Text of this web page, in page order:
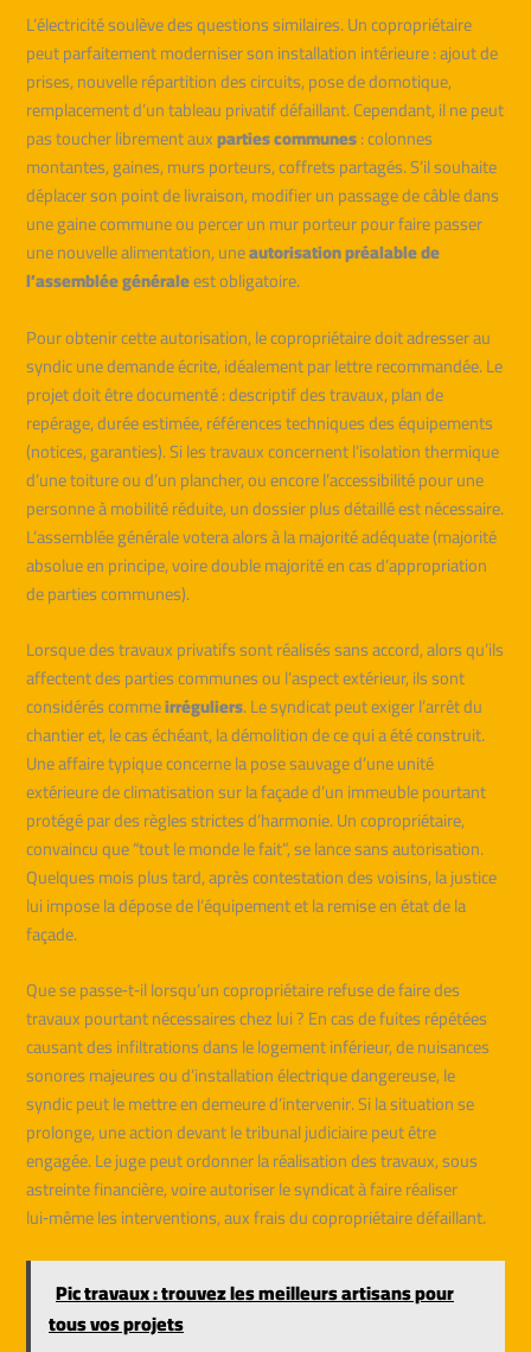
L’électricité soulève des questions similaires. Un copropriétaire
peut parfaitement moderniser son installation intérieure : ajout de
prises, nouvelle répartition des circuits, pose de domotique,
remplacement d’un tableau privatif défaillant. Cependant, il ne peut
pas toucher librement auxparties communes: colonnes
montantes, gaines, murs porteurs, coffrets partagés. S’il souhaite
déplacer son point de livraison, modifier un passage de câble dans
une gaine commune ou percer un mur porteur pour faire passer
une nouvelle alimentation, uneautorisation préalable de
l’assemblée généraleest obligatoire.
Pour obtenir cette autorisation, le copropriétaire doit adresser au
syndic une demande écrite, idéalement par lettre recommandée. Le
projet doit être documenté : descriptif des travaux, plan de
repérage, durée estimée, références techniques des équipements
(notices, garanties). Si les travaux concernent l’isolation thermique
d’une toiture ou d’un plancher, ou encore l’accessibilité pour une
personne à mobilité réduite, un dossier plus détaillé est nécessaire.
L’assemblée générale votera alors à la majorité adéquate (majorité
absolue en principe, voire double majorité en cas d’appropriation
de parties communes).
Lorsque des travaux privatifs sont réalisés sans accord, alors qu’ils
affectent des parties communes ou l’aspect extérieur, ils sont
considérés commeirréguliers. Le syndicat peut exiger l’arrêt du
chantier et, le cas échéant, la démolition de ce qui a été construit.
Une affaire typique concerne la pose sauvage d’une unité
extérieure de climatisation sur la façade d’un immeuble pourtant
protégé par des règles strictes d’harmonie. Un copropriétaire,
convaincu que “tout le monde le fait”, se lance sans autorisation.
Quelques mois plus tard, après contestation des voisins, la justice
lui impose la dépose de l’équipement et la remise en état de la
façade.
Que se passe‑t‑il lorsqu’un copropriétaire refuse de faire des
travaux pourtant nécessaires chez lui ? En cas de fuites répétées
causant des infiltrations dans le logement inférieur, de nuisances
sonores majeures ou d’installation électrique dangereuse, le
syndic peut le mettre en demeure d’intervenir. Si la situation se
prolonge, une action devant le tribunal judiciaire peut être
engagée. Le juge peut ordonner la réalisation des travaux, sous
astreinte financière, voire autoriser le syndicat à faire réaliser
lui‑même les interventions, aux frais du copropriétaire défaillant.
Pic travaux : trouvez les meilleurs artisans pour
tous vos projets